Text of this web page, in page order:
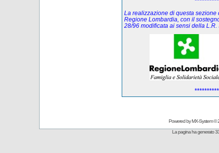
La realizzazione di questa sezione
Regione Lombardia, con il
28/96 modificata ai sensi della
Powered byMX-System©
La pagina ha generato